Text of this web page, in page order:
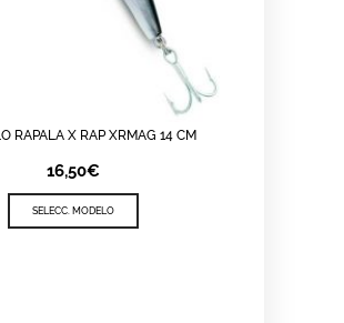
QUICK VIEW
RAPALA X RAP XRMAG 14 CM
16,50€
SELECC. MODELO